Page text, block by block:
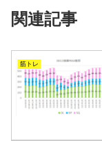
関連記事
筋トレ